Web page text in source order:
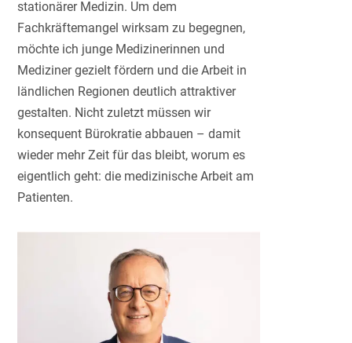
stationärer Medizin. Um dem
Fachkräftemangel wirksam zu begegnen,
möchte ich junge Medizinerinnen und
Mediziner gezielt fördern und die Arbeit in
ländlichen Regionen deutlich attraktiver
gestalten. Nicht zuletzt müssen wir
konsequent Bürokratie abbauen – damit
wieder mehr Zeit für das bleibt, worum es
eigentlich geht: die medizinische Arbeit am
Patienten.